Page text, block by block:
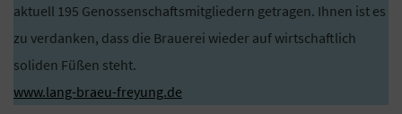
aktuell 195 Genossenschaftsmitgliedern getragen. Ihnen ist es
zu verdanken, dass die Brauerei wieder auf wirtschaftlich
soliden Füßen steht.
www.lang-braeu-freyung.de